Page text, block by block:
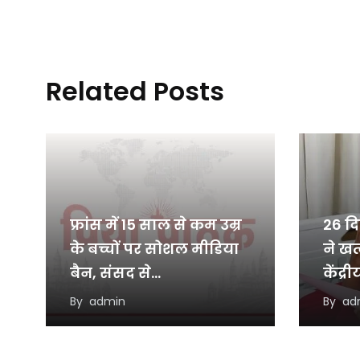
Related Posts
फ्रांस में 15 साल से कम उम्र
के बच्चों पर सोशल मीडिया
बैन, संसद से…
By admin
26
ने
के…
By